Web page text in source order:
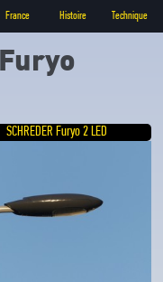
France Histoire Technique
SCHREDER Furyo 2 LED